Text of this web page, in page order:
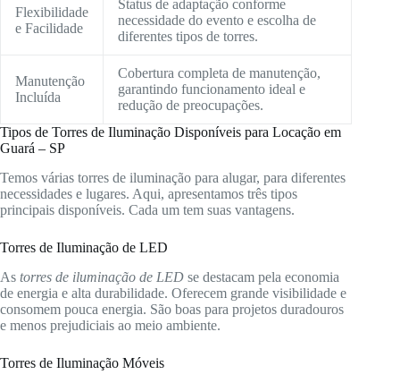
Flexibilidade
e Facilidade
Status de adaptação conforme
necessidade do evento e escolha de
diferentes tipos de torres.
Manutenção
Incluída
Cobertura completa de manutenção,
garantindo funcionamento ideal e
redução de preocupações.
Tipos de Torres de Iluminação Disponíveis para Locação em
Guará – SP
Temos várias torres de iluminação para alugar, para diferentes
necessidades e lugares. Aqui, apresentamos três tipos
principais disponíveis. Cada um tem suas vantagens.
Torres de Iluminação de LED
As torres de iluminação de LED se destacam pela economia
de energia e alta durabilidade. Oferecem grande visibilidade e
consomem pouca energia. São boas para projetos duradouros
e menos prejudiciais ao meio ambiente.
Torres de Iluminação Móveis